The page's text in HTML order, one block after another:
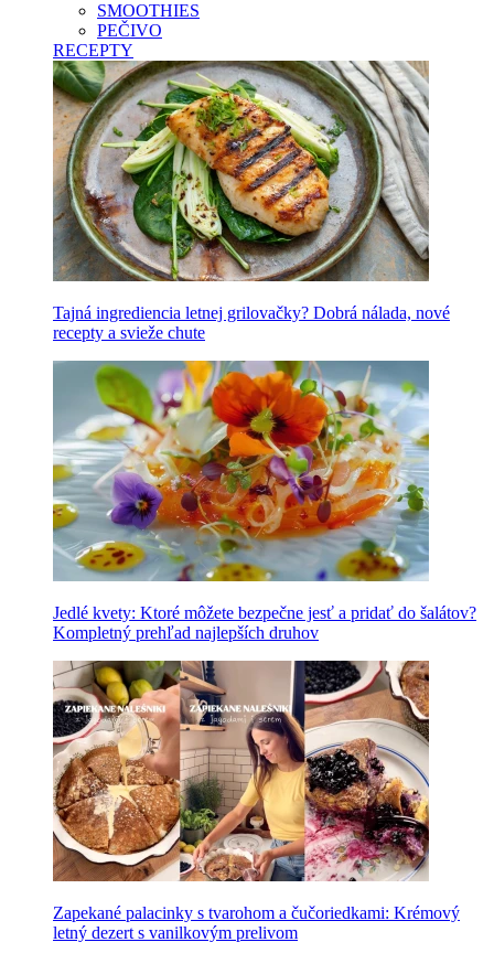
SMOOTHIES
PEČIVO
RECEPTY
Tajná ingrediencia letnej grilovačky? Dobrá nálada, nové
recepty a svieže chute
Jedlé kvety: Ktoré môžete bezpečne jesť a pridať do šalátov?
Kompletný prehľad najlepších druhov
Zapekané palacinky s tvarohom a čučoriedkami: Krémový
letný dezert s vanilkovým prelivom